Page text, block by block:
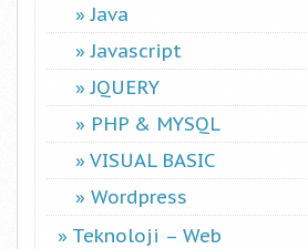
Java
Javascript
JQUERY
PHP & MYSQL
VISUAL BASIC
Wordpress
Teknoloji – Web